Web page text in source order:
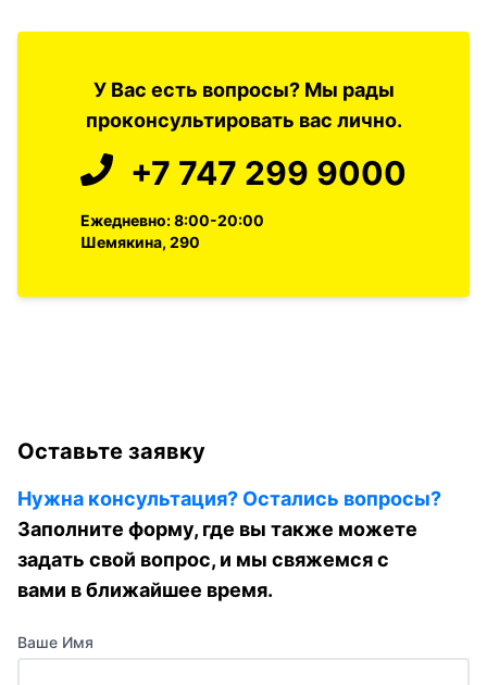
У Вас есть вопросы? Мы рады
проконсультировать вас лично.
+7 747 299 9000
Ежедневно: 8:00-20:00
Шемякина, 290
Оставьте заявку
Нужна консультация? Остались вопросы?
Заполните форму, где вы также можете
задать свой вопрос, и мы свяжемся с
вами в ближайшее время.
Ваше Имя